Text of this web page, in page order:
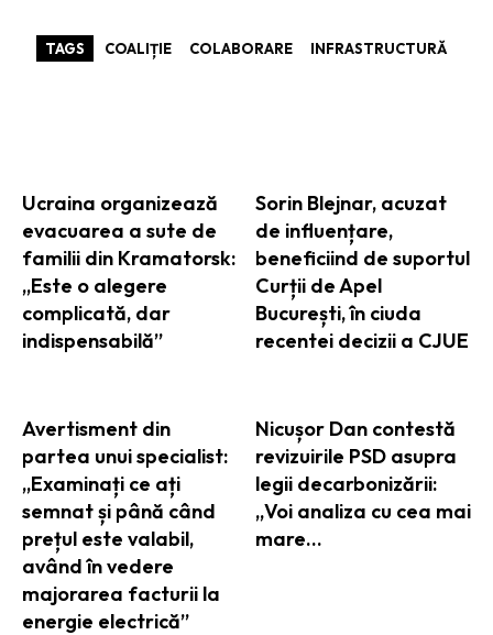
Ucraina organizează
evacuarea a sute de
familii din Kramatorsk:
„Este o alegere
complicată, dar
indispensabilă”
Sorin Blejnar, acuzat
de influențare,
beneficiind de suportul
Curții de Apel
București, în ciuda
recentei decizii a CJUE
Avertisment din
partea unui specialist:
„Examinați ce ați
semnat și până când
prețul este valabil,
având în vedere
majorarea facturii la
energie electrică”
Nicușor Dan contestă
revizuirile PSD asupra
legii decarbonizării:
„Voi analiza cu cea mai
mare…
TAGS COALIȚIE COLABORARE INFRASTRUCTURĂ